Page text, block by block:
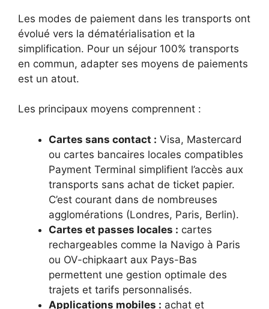
Les modes de paiement dans les transports ont
évolué vers la dématérialisation et la
simplification. Pour un séjour 100% transports
en commun, adapter ses moyens de paiements
est un atout.
Les principaux moyens comprennent :
Cartes sans contact : Visa, Mastercard
ou cartes bancaires locales compatibles
Payment Terminal simplifient l’accès aux
transports sans achat de ticket papier.
C’est courant dans de nombreuses
agglomérations (Londres, Paris, Berlin).
Cartes et passes locales : cartes
rechargeables comme la Navigo à Paris
ou OV-chipkaart aux Pays-Bas
permettent une gestion optimale des
trajets et tarifs personnalisés.
Applications mobiles : achat et